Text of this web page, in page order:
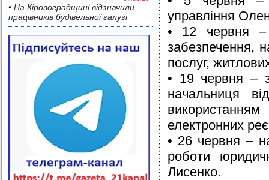
• На Кіровоградщині відзначили
працівників будівельної галузі
управління
• 12 червня –
забезпечення,
послуг,
• 19 червня –
начальниця
електронних
• 26 червня –
роботи
Лисенко.